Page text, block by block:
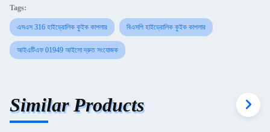
Tags:
এসএস 316 হাইড্রোলিক কুইক কাপলার বিএসপি হাইড্রোলিক কুইক কাপলার
আইএটিএফ 01949 আইসো দ্রুত সংযোজক
Similar Products